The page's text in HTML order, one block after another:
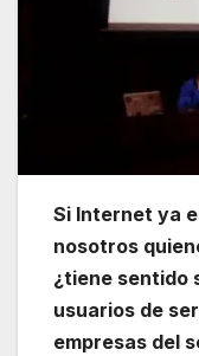
Si Internet ya
nosotros
¿tiene sentido
usuarios de
empresas del